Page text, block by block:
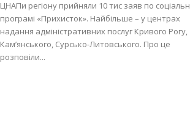
ЦНАПи регіону прийняли 10 тис заяв по
програмі «Прихисток». Найбільше – у центрах
надання адміністративних послуг Кривого Рогу,
Кам’янського, Сурсько-Литовського. Про це
розповіли...